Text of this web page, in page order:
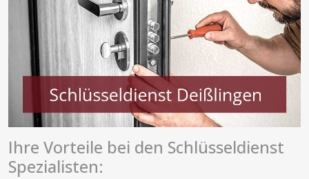
Ihre Vorteile bei den Schlüsseldienst
Spezialisten: